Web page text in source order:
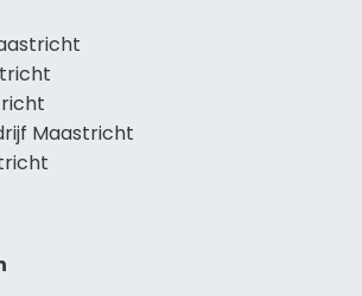
Maastricht